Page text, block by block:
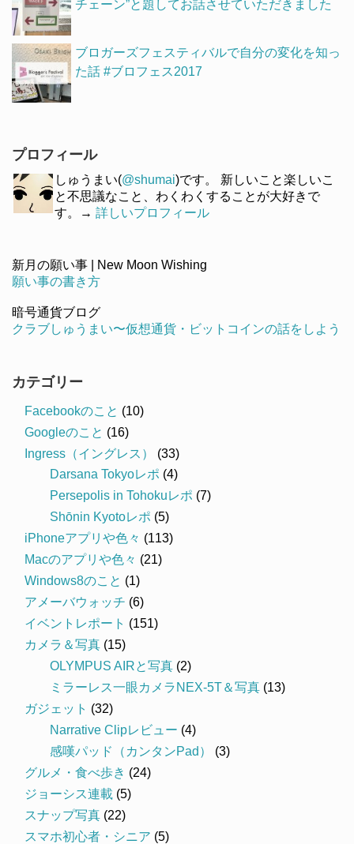
チェーン”と題してお話させていただきました
ブロガーズフェスティバルで自分の変化を知っ
た話 #ブロフェス2017
プロフィール
しゅうまい(@shumai)です。 新しいこと楽しいこ
と不思議なこと、わくわくすることが大好きで
す。→ 詳しいプロフィール
新月の願い事 | New Moon Wishing
願い事の書き方
暗号通貨ブログ
クラブしゅうまい〜仮想通貨・ビットコインの話をしよう
カテゴリー
Facebookのこと (10)
Googleのこと (16)
Ingress（イングレス）
(33)
Darsana Tokyoレポ (4)
Persepolis in Tohokuレポ (7)
Shōnin Kyotoレポ (5)
iPhoneアプリや色々 (113)
Macのアプリや色々 (21)
Windows8のこと (1)
アメーバウォッチ (6)
イベントレポート (151)
カメラ＆写真 (15)
OLYMPUS AIRと写真 (2)
ミラーレス一眼カメラNEX-5T＆写真 (13)
ガジェット (32)
Narrative Clipレビュー (4)
感嘆パッド（カンタンPad）
(3)
グルメ・食べ歩き (24)
ジョーシス連載 (5)
スナップ写真 (22)
スマホ初心者・シニア (5)